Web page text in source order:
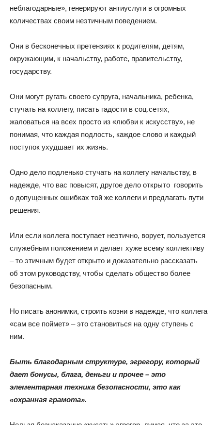
неблагодарные», генерируют антиуслуги в огромных
количествах своим неэтичным поведением.
Они в бесконечных претензиях к родителям, детям,
окружающим, к начальству, работе, правительству,
государству.
Они могут ругать своего супруга, начальника, ребенка,
стучать на коллегу, писать гадости в соц.сетях,
жаловаться на всех просто из «любви к искусству», не
понимая, что каждая подлость, каждое слово и каждый
поступок ухудшает их жизнь.
Одно дело подленько стучать на коллегу начальству, в
надежде, что вас повысят, другое дело открыто говорить
о допущенных ошибках той же коллеги и предлагать пути
решения.
Или если коллега поступает неэтично, ворует, пользуется
служебным положением и делает хуже всему коллективу
– то этичным будет открыто и доказательно рассказать
об этом руководству, чтобы сделать общество более
безопасным.
Но писать анонимки, строить козни в надежде, что коллега
«сам все поймет» – это становиться на одну ступень с
ним.
Быть благодарным структуре, эгрегору, который
дает бонусы, блага, деньги и прочее – это
элементарная техника безопасности, это как
«охранная грамота».